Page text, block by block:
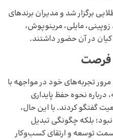
برگزار شد و مدیران برندهای
مایلی، مرینوپوش،
در آن حضور داشتند.
فرصت
تجربه‌های خود در مواجهه با
نحوه حفظ پایداری
گفتگو کردند. با این حال،
بلکه چگونگی تبدیل
توسعه و ارتقای کسب‌وکار